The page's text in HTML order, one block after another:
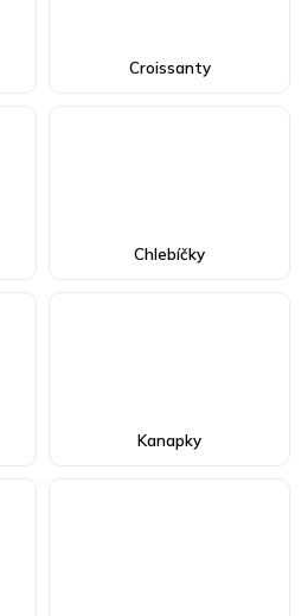
Croissanty
Chlebíčky
Kanapky